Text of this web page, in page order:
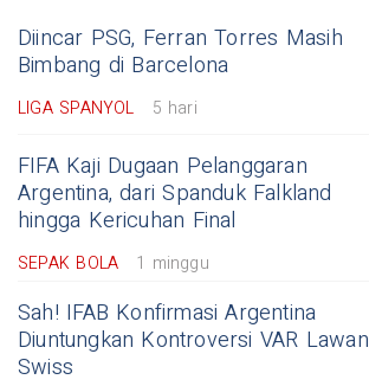
Diincar PSG, Ferran Torres Masih
Bimbang di Barcelona
LIGA SPANYOL 5 hari
FIFA Kaji Dugaan Pelanggaran
Argentina, dari Spanduk Falkland
hingga Kericuhan Final
SEPAK BOLA 1 minggu
Sah! IFAB Konfirmasi Argentina
Diuntungkan Kontroversi VAR Lawan
Swiss